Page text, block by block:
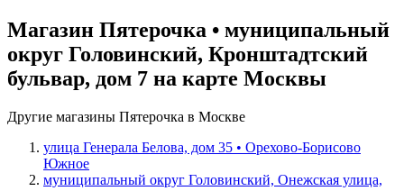
Магазин Пятерочка • муниципальный
округ Головинский, Кронштадтский
бульвар, дом 7 на карте Москвы
Другие магазины Пятерочка в Москве
улица Генерала Белова, дом 35 • Орехово-Борисово
Южное
муниципальный округ Головинский, Онежская улица,